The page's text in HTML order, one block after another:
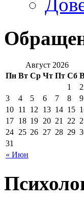
Август 2026
Пн Вт Ср Чт Пт Сб
« Июн
1
2
3
4 5 6 7 8
9
10 11 12 13 14 15
17 18 19 20 21 22
24 25 26 27 28 29
31